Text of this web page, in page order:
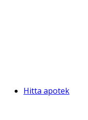
Hitta apotek